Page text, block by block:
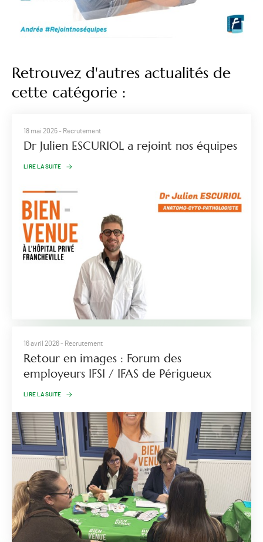
Retrouvez d'autres actualités de
cette catégorie :
18 mai 2026- Recrutement
Dr Julien ESCURIOL a rejoint nos équipes
LIRE LA SUITE
16 avril 2026- Recrutement
Retour en images : Forum des
employeurs IFSI / IFAS de Périgueux
LIRE LA SUITE